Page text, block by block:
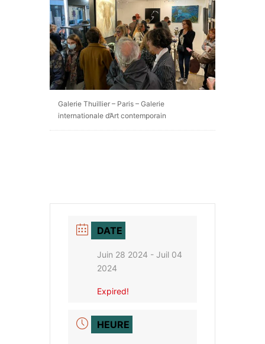
Galerie Thuillier – Paris – Galerie
internationale d’Art contemporain
DATE
Juin 28 2024 - Juil 04
2024
Expired!
HEURE